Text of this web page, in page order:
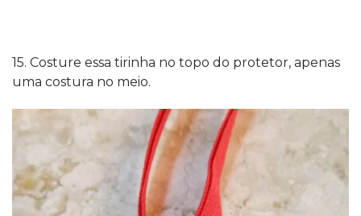
15. Costure essa tirinha no topo do protetor, apenas
uma costura no meio.